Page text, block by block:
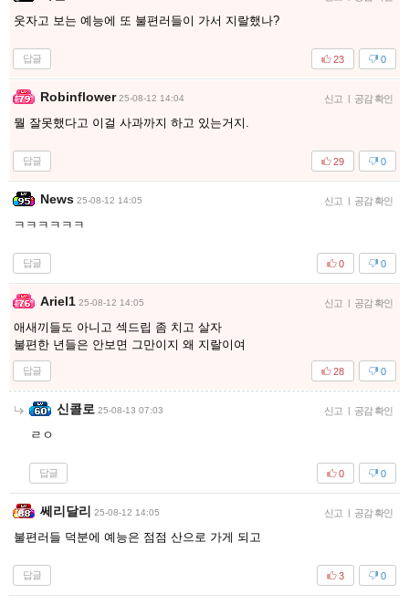
웃자고 보는 예능에 또 불편러들이 가서 지랄했나?
답글 0
23
Robinflower 25-08-12 14:04 신고 | 공감 확인
뭘 잘못했다고 이걸 사과까지 하고 있는거지.
답글 0
29
News 25-08-12 14:05 신고 | 공감 확인
ㅋㅋㅋㅋㅋㅋ
답글 0
0
Ariel1 25-08-12 14:05 신고 | 공감 확인
애새끼들도 아니고 섹드립 좀 치고 살자
불편한 년들은 안보면 그만이지 왜 지랄이여
답글 0
28
신콜로 25-08-13 07:03 신고 | 공감 확인
ㄹㅇ
답글 0
0
쎄리달리 25-08-12 14:05 신고 | 공감 확인
불편러들 덕분에 예능은 점점 산으로 가게 되고
답글 0
3